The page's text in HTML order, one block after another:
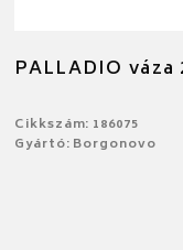
PALLADIO váza
Cikkszám: 186075
Gyártó: Borgonovo